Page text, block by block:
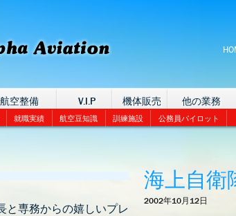
航空整備 V.I.P 機体販売 他の業務
就職実績 航空豆知識 訓練施設 公務員パイロット
海上自
2002年10月12日
と専務からの嬉しいプレ